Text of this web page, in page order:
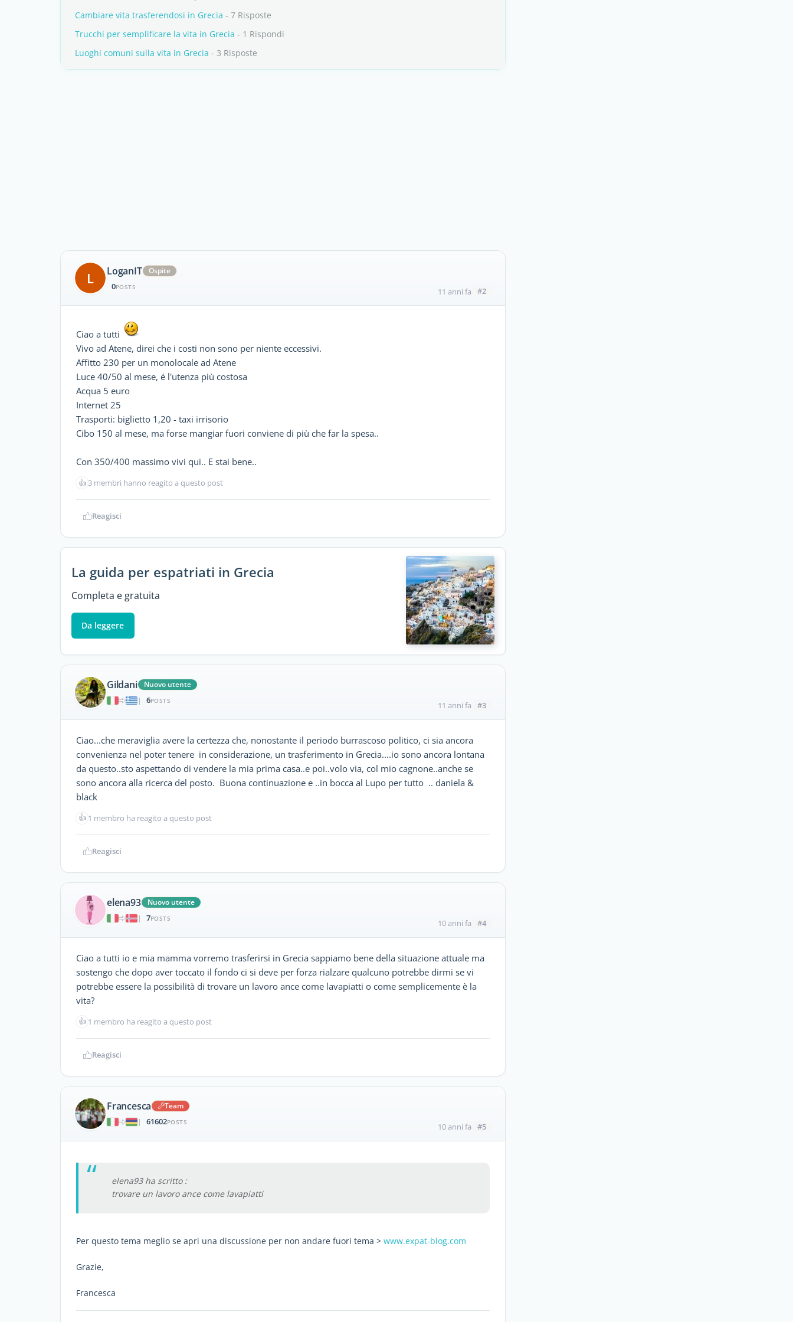
Cambiare vita trasferendosi in Grecia - 7 Risposte
Trucchi per semplificare la vita in Grecia - 1 Rispondi
Luoghi comuni sulla vita in Grecia - 3 Risposte
L LoganIT Ospite
0POSTS 11 anni fa #2
Ciao a tutti
Vivo ad Atene, direi che i costi non sono per niente eccessivi.
Affitto 230 per un monolocale ad Atene
Luce 40/50 al mese, é l'utenza più costosa
Acqua 5 euro
Internet 25
Trasporti: biglietto 1,20 - taxi irrisorio
Cibo 150 al mese, ma forse mangiar fuori conviene di più che far la spesa..
Con 350/400 massimo vivi qui.. E stai bene..
👍3 membri hanno reagito a questo post
Reagisci
La guida per espatriati in Grecia
Completa e gratuita
Da leggere
Gildani
Nuovo utente
|
6POSTS 11 anni fa #3
Ciao...che meraviglia avere la certezza che, nonostante il periodo burrascoso politico, ci sia ancora
convenienza nel poter tenere in considerazione, un trasferimento in Grecia....io sono ancora lontana
da questo..sto aspettando di vendere la mia prima casa..e poi..volo via, col mio cagnone..anche se
sono ancora alla ricerca del posto. Buona continuazione e ..in bocca al Lupo per tutto .. daniela &
black
👍 1 membro ha reagito a questo post
Reagisci
elena93
Nuovo utente
|
7POSTS 10 anni fa #4
Ciao a tutti io e mia mamma vorremo trasferirsi in Grecia sappiamo bene della situazione attuale ma
sostengo che dopo aver toccato il fondo ci si deve per forza rialzare qualcuno potrebbe dirmi se vi
potrebbe essere la possibilità di trovare un lavoro ance come lavapiatti o come semplicemente è la
vita?
👍 1 membro ha reagito a questo post
Reagisci
Francesca
Team
|
61602POSTS 10 anni fa #5
elena93 ha scritto :
trovare un lavoro ance come lavapiatti
Per questo tema meglio se apri una discussione per non andare fuori tema > www.expat-blog.com
Grazie,
Francesca